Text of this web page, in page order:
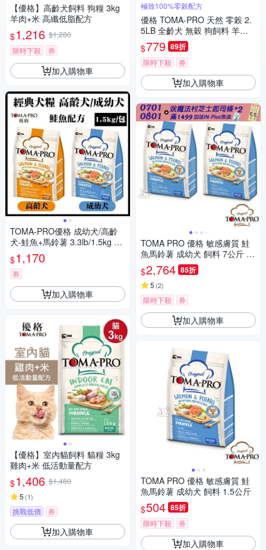
【優格】高齡犬飼料 狗糧 3kg
羊肉+米 高纖低脂配方
$1,216 $1,280
限時下殺
券
加入購物車
TOMA-PRO優格 成幼犬/高齡
犬-鮭魚+馬鈴薯 3.3lb/1.5kg x 2
入組
$1,170
券
加入購物車
【優格】室內貓飼料 貓糧 3kg
雞肉+米 低活動量配方
$1,406 $1,480
5 (1)
挑戰低價 券
加入購物車
極致100%零榖配方
優格 TOMA-PRO 天然 零榖 2.
5LB 全齡犬 無穀 狗飼料 羊肉
鮭魚 5種魚 雞肉
$779 89折
限時下殺 券
加入購物車
TOMA PRO 優格 敏感膚質 鮭
魚馬鈴薯 成幼犬 飼料 7公斤 2
包
$2,764 85折
5 (2)
限時下殺 券
加入購物車
TOMA PRO 優格 敏感膚質 鮭
魚馬鈴薯 成幼犬 飼料 1.5公斤
$504 85折
限時下殺 券
加入購物車